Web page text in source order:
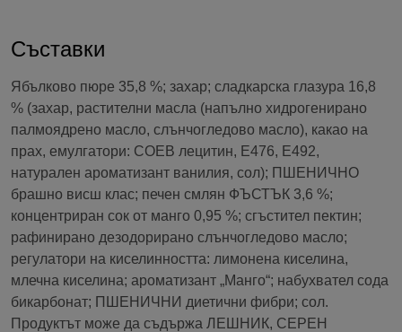
Съставки
Ябълково пюре 35,8 %; захар; сладкарска глазура 16,8
% (захар, растителни масла (напълно хидрогенирано
палмоядрено масло, слънчогледово масло), какао на
прах, емулгатори: СОЕВ лецитин, E476, E492,
натурален ароматизант ванилия, сол); ПШЕНИЧНО
брашно висш клас; печен смлян ФЪСТЪК 3,6 %;
концентриран сок от манго 0,95 %; сгъстител пектин;
рафинирано дезодорирано слънчогледово масло;
регулатори на киселинността: лимонена киселина,
млечна киселина; ароматизант „Манго“; набухвател сода
бикарбонат; ПШЕНИЧНИ диетични фибри; сол.
Продуктът може да съдържа ЛЕШНИК, СЕРЕН